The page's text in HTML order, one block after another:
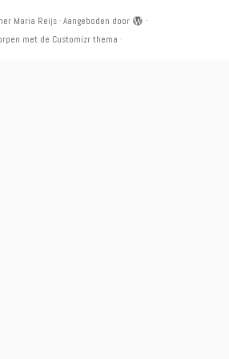
Maria Reijs · Aangeboden door
·
met de Customizr thema ·